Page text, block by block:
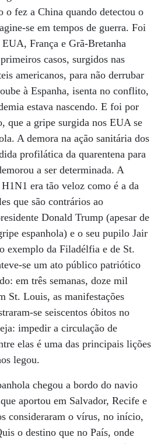
o fez a China quando detectou o
se em tempos de guerra. Foi
França e Grã-Bretanha
casos, surgidos nas
americanos, para não derrubar
à Espanha, isenta no conflito,
estava nascendo. E foi por
que a gripe surgida nos EUA se
A demora na ação sanitária dos
profilática da quarentena para
a ser determinada. A
era tão veloz como é a da
que são contrários ao
Donald Trump (apesar de
espanhola) e o seu pupilo Jair
exemplo da Filadélfia e de St.
se um ato público patriótico
em três semanas, doze mil
St. Louis, as manifestações
se seiscentos óbitos no
impedir a circulação de
elas é uma das principais lições
legou.
chegou a bordo do navio
aportou em Salvador, Recife e
consideraram o vírus, no início,
o destino que no País, onde